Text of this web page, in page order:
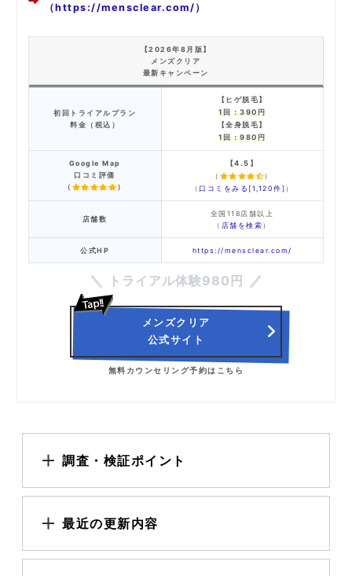
（https://mensclear.com/）
【2026年8月版】
メンズクリア
最新キャンペーン
初回トライアルプラン
料金（税込）
【ヒゲ脱毛】
1回：390円
【全身脱毛】
1回：980円
Google Map
口コミ評価
（
）
【4.5】
（
）
（ 口コミをみる[1,120件]）
店舗数
全国118店舗以上
（ 店舗を検索）
公式HP https://mensclear.com/
トライアル体験980円
メンズクリア
公式サイト
無料カウンセリング予約はこちら
調査・検証ポイント
最近の更新内容